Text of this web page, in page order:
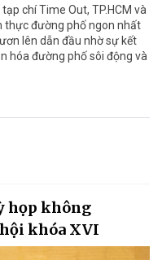
chí Time Out, TP.HCM và
thực đường phố ngon nhất
lên dẫn đầu nhờ sự kết
hóa đường phố sôi động và
họp không
khóa XVI